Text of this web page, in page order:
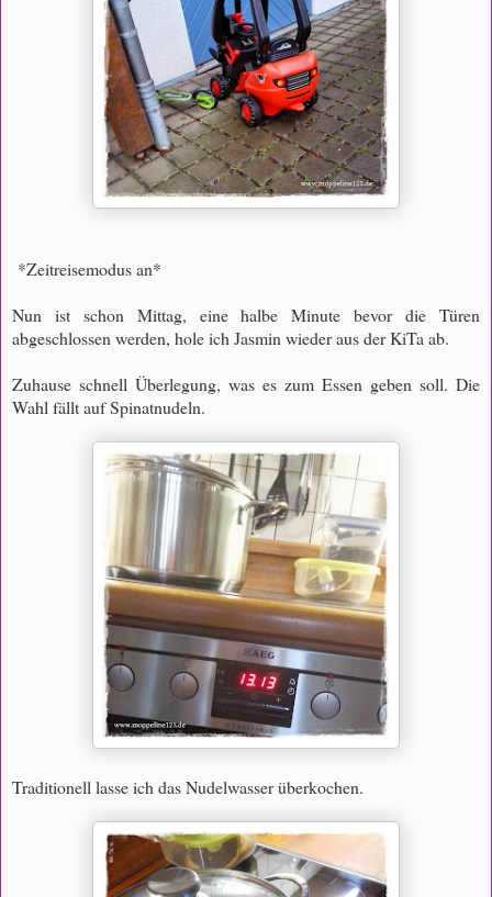
*Zeitreisemodus an*
Nun ist schon Mittag, eine halbe Minute bevor die Türen
abgeschlossen werden, hole ich Jasmin wieder aus der KiTa ab.
Zuhause schnell Überlegung, was es zum Essen geben soll. Die
Wahl fällt auf Spinatnudeln.
Traditionell lasse ich das Nudelwasser überkochen.